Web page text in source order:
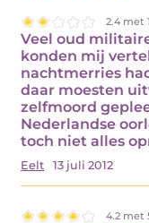
2.4 met
Veel oud
konden mij
nachtmerries
daar moesten
zelfmoord
Nederlandse
toch niet alles
Eelt 13 juli 2012
4.2 met